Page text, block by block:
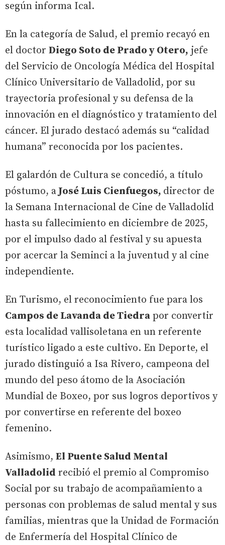
según informa Ical.
En la categoría de Salud, el premio recayó en
el doctor Diego Soto de Prado y Otero, jefe
del Servicio de Oncología Médica del Hospital
Clínico Universitario de Valladolid, por su
trayectoria profesional y su defensa de la
innovación en el diagnóstico y tratamiento del
cáncer. El jurado destacó además su “calidad
humana” reconocida por los pacientes.
El galardón de Cultura se concedió, a título
póstumo, a José Luis Cienfuegos, director de
la Semana Internacional de Cine de Valladolid
hasta su fallecimiento en diciembre de 2025,
por el impulso dado al festival y su apuesta
por acercar la Seminci a la juventud y al cine
independiente.
En Turismo, el reconocimiento fue para los
Campos de Lavanda de Tiedra por convertir
esta localidad vallisoletana en un referente
turístico ligado a este cultivo. En Deporte, el
jurado distinguió a Isa Rivero, campeona del
mundo del peso átomo de la Asociación
Mundial de Boxeo, por sus logros deportivos y
por convertirse en referente del boxeo
femenino.
Asimismo, El Puente Salud Mental
Valladolid recibió el premio al Compromiso
Social por su trabajo de acompañamiento a
personas con problemas de salud mental y sus
familias, mientras que la Unidad de Formación
de Enfermería del Hospital Clínico de